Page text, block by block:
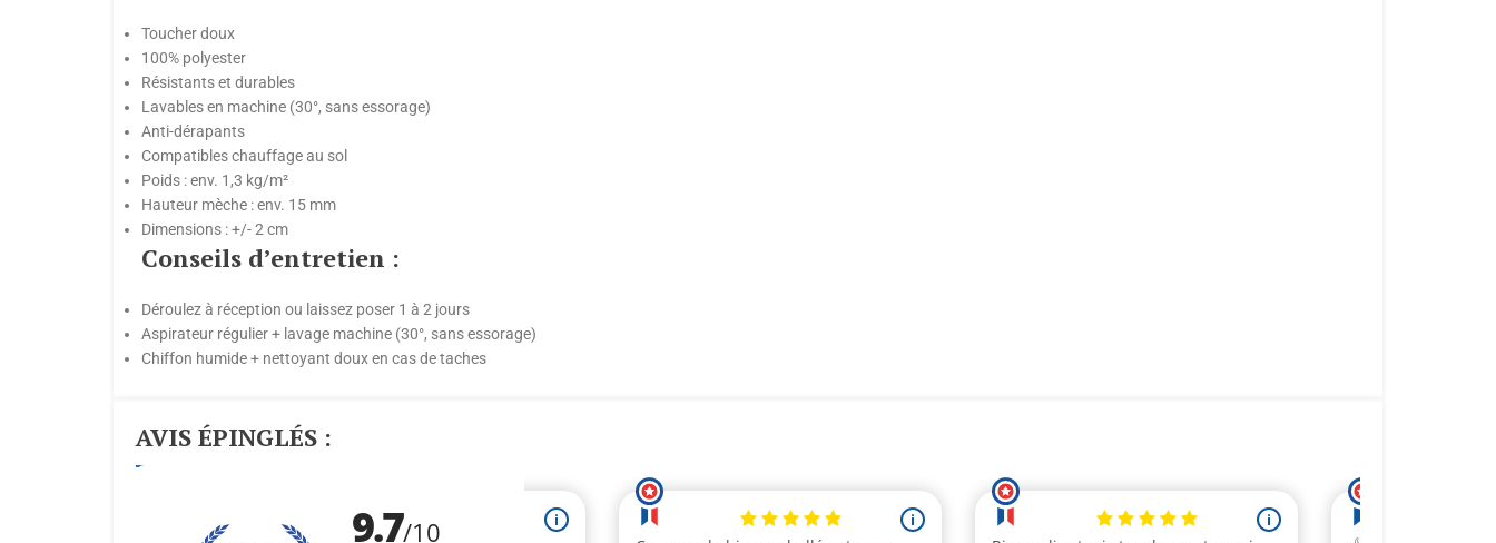
Toucher doux
100% polyester
Résistants et durables
Lavables en machine (30°, sans essorage)
Anti-dérapants
Compatibles chauffage au sol
Poids : env. 1,3 kg/m²
Hauteur mèche : env. 15 mm
Dimensions : +/- 2 cm
Conseils d’entretien :
Déroulez à réception ou laissez poser 1 à 2 jours
Aspirateur régulier + lavage machine (30°, sans essorage)
Chiffon humide + nettoyant doux en cas de taches
AVIS ÉPINGLÉS :